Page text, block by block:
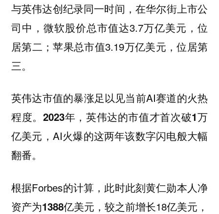
与英伟达创纪录同一时间，在华尔街上市公
司中，微软股价总市值达3.7万亿美元，位
居第二；苹果总市值3.19万亿美元，位居第
三。
英伟达市值的暴涨足以见当前AI赛道的火热
程度。 2023年，英伟达的市值才首次破1万
亿美元 ，AI火爆的这两年该数字闪电般大幅
翻番。
根据Forbes的计算，此时此刻黄仁勋本人净
资产为1388亿美元 ，较之前增长18亿美元，